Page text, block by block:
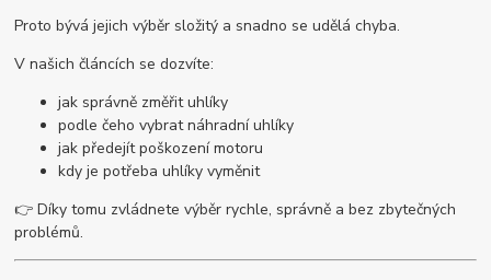
Proto bývá jejich výběr složitý a snadno se udělá chyba.
V našich článcích se dozvíte:
jak správně změřit uhlíky
podle čeho vybrat náhradní uhlíky
jak předejít poškození motoru
kdy je potřeba uhlíky vyměnit
👉 Díky tomu zvládnete výběr rychle, správně a bez zbytečných
problémů.